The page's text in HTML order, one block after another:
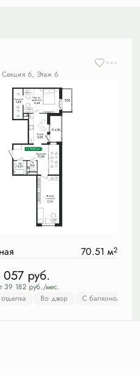
Чистовая отделка
6, Этаж 6
70.51 м2
057 руб.
39 182 руб./мес.
Во двор С балконом